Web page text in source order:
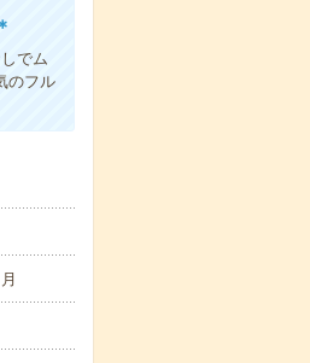
でム
のフル